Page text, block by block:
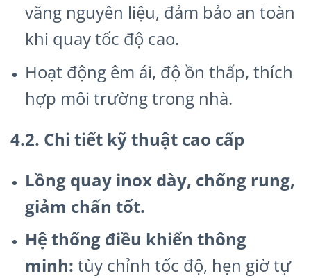
văng nguyên liệu, đảm bảo an toàn
khi quay tốc độ cao.
Hoạt động êm ái, độ ồn thấp, thích
hợp môi trường trong nhà.
4.2. Chi tiết kỹ thuật cao cấp
Lồng quay inox dày, chống rung,
giảm chấn tốt.
Hệ thống điều khiển thông
minh: tùy chỉnh tốc độ, hẹn giờ tự